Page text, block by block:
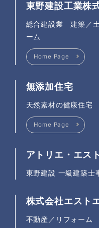
東野建設工業株
総合建設業 建築／
ーム
Home Page
無添加住宅
天然素材の健康住宅
Home Page
アトリエ・エスト
東野建設 一級建築士
株式会社エスト
不動産／リフォーム